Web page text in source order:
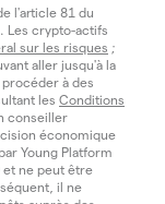
l'article 81 du
Les crypto-actifs
sur les risques ;
aller jusqu'à la
à des
les Conditions
conseiller
économique
Young Platform
et ne peut être
il ne